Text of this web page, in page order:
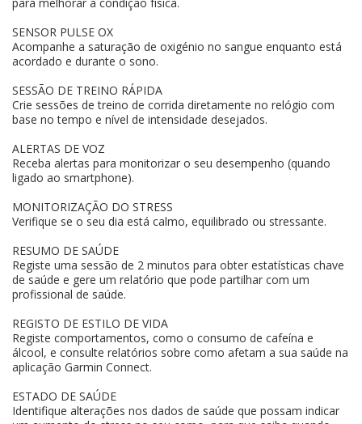
para melhorar a condição física.
SENSOR PULSE OX
Acompanhe a saturação de oxigénio no sangue enquanto está
acordado e durante o sono.
SESSÃO DE TREINO RÁPIDA
Crie sessões de treino de corrida diretamente no relógio com
base no tempo e nível de intensidade desejados.
ALERTAS DE VOZ
Receba alertas para monitorizar o seu desempenho (quando
ligado ao smartphone).
MONITORIZAÇÃO DO STRESS
Verifique se o seu dia está calmo, equilibrado ou stressante.
RESUMO DE SAÚDE
Registe uma sessão de 2 minutos para obter estatísticas chave
de saúde e gere um relatório que pode partilhar com um
profissional de saúde.
REGISTO DE ESTILO DE VIDA
Registe comportamentos, como o consumo de cafeína e
álcool, e consulte relatórios sobre como afetam a sua saúde na
aplicação Garmin Connect.
ESTADO DE SAÚDE
Identifique alterações nos dados de saúde que possam indicar